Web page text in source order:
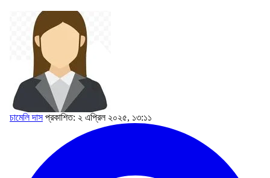
চামেলি দাস প্রকাশিত: ২ এপ্রিল ২০২৫, ১৩:১১